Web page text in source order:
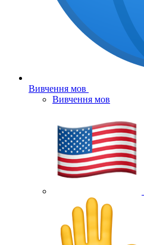
Вивчення мов
Вивчення мов